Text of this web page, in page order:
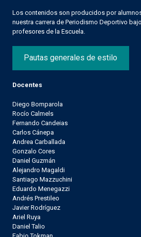
Los contenidos son producidos por
nuestra carrera de Periodismo Deportivo
profesores de la Escuela.
Pautas generales de estilo
Docentes
Diego Bomparola
Rocío Calmels
Fernando Candeias
Carlos Cánepa
Andrea Carballada
Gonzalo Cores
Daniel Guzmán
Alejandro Magaldi
Santiago Mazzuchini
Eduardo Menegazzi
Andrés Prestileo
Javier Rodríguez
Ariel Ruya
Daniel Talio